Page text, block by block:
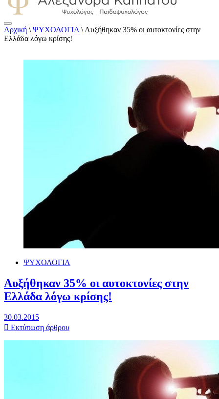
Αλεξάνδρα Καππάτου Ψυχολόγος –
Παιδοψυχολόγος
Αρχική \ ΨΥΧΟΛΟΓΙΑ \ Αυξήθηκαν 35% οι αυτοκτονίες στην
Ελλάδα λόγω κρίσης!
ΨΥΧΟΛΟΓΙΑ
Αυξήθηκαν 35% οι αυτοκτονίες στην
Ελλάδα λόγω κρίσης!
30.03.2015
Εκτύπωση άρθρου